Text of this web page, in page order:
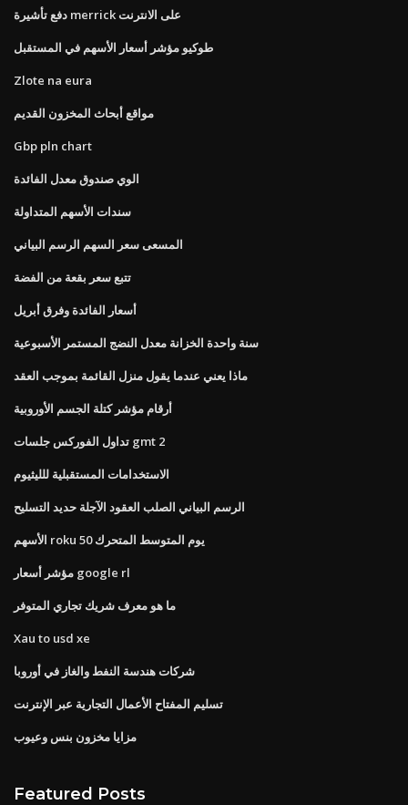
دفع تأشيرة merrick على الانترنت
طوكيو مؤشر أسعار الأسهم في المستقبل
Zlote na eura
مواقع أبحاث المخزون القديم
Gbp pln chart
الوي صندوق معدل الفائدة
سندات الأسهم المتداولة
المسعى سعر السهم الرسم البياني
تتبع سعر بقعة من الفضة
أسعار الفائدة وفرق أبريل
سنة واحدة الخزانة معدل النضج المستمر الأسبوعية
ماذا يعني عندما يقول منزل القائمة بموجب العقد
أرقام مؤشر كتلة الجسم الأوروبية
تداول الفوركس جلسات gmt 2
الاستخدامات المستقبلية للليثيوم
الرسم البياني الصلب العقود الآجلة حديد التسليح
الأسهم roku 50 يوم المتوسط ​​المتحرك
مؤشر أسعار google rl
ما هو معرف شريك تجاري المتوفر
Xau to usd xe
شركات هندسة النفط والغاز في أوروبا
تسليم المفتاح الأعمال التجارية عبر الإنترنت
مزايا مخزون بنس وعيوب
Featured Posts